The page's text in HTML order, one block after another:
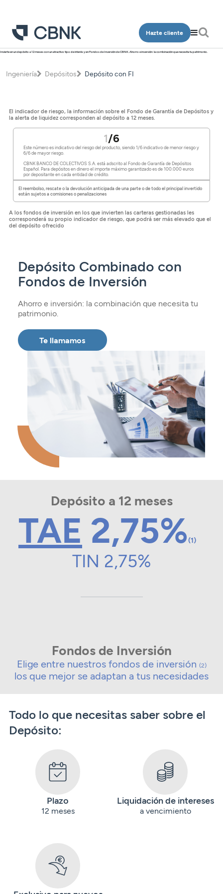
Hazte cliente
Personas
Programa Más CBNK
Depósitos
Inversión
Planes de pensiones
Tarjetas
Seguros
Servicios
Empresa
Depósitos
Financiación
Avales
Banca Partner
Inversión
Seguros
Inversión
Planes de pensiones
Programa Más CBNK
Depósitos
Financiación
Inversión
Planes de pensiones
Servicios
Salud
Programa Más CBNK Farma
Cuentas
Depósitos
Financiación
Inversión
Seguros
Oficinas
Contacto
Acceso clientes
Invierte en un depósito a 12 meses con un atractivo tipo de interés y en Fondos de Inversión de CBNK. Ahorro e inversión: la combinación que necesita tu patrimonio.
Ingeniería Depósitos Depósito con FI
El indicador de riesgo, la información sobre el Fondo de Garantía de Depósitos y
la alerta de liquidez corresponden al depósito a 12 meses.
1/6
Este número es indicativo del riesgo del producto, siendo 1/6 indicativo de menor riesgo y
6/6 de mayor riesgo.
CBNK BANCO DE COLECTIVOS S.A. está adscrito al Fondo de Garantía de Depósitos
Español. Para depósitos en dinero el importe máximo garantizado es de 100.000 euros
por depositante en cada entidad de crédito.
El reembolso, rescate o la devolución anticipada de una parte o de todo el principal invertido
están sujetos a comisiones o penalizaciones
A los fondos de inversión en los que invierten las carteras gestionadas les
corresponderá su propio indicador de riesgo, que podrá ser más elevado que el
del depósito ofrecido
Depósito Combinado con
Fondos de Inversión
Ahorro e inversión: la combinación que necesita tu
patrimonio.
Te llamamos
Depósito a 12 meses
TAE 2,75%(1)
TIN 2,75%
Fondos de Inversión
Elige entre nuestros fondos de inversión (2)
los que mejor se adaptan a tus necesidades
Todo lo que necesitas saber sobre el
Depósito:
Plazo
12 meses
Liquidación de intereses
a vencimiento